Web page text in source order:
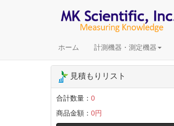
ホーム 計測機器・測定機器
見積もりリスト
合計数量： 0
商品金額： 0円